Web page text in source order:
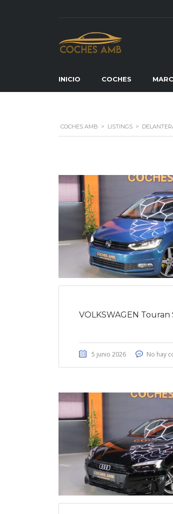
INICIO COCHES
COCHES AMB > LISTINGS >
VOLKSWAGEN
5 junio 2026 No hay